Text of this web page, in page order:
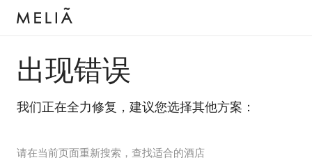
出现错误
我们正在全力修复，建议您选择其他方案：
请在当前页面重新搜索，查找适合的酒店